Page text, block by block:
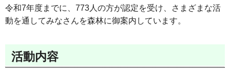
令和7年度までに、773人の方が認定を受け、さまざまな活
動を通してみなさんを森林に御案内しています。
活動内容